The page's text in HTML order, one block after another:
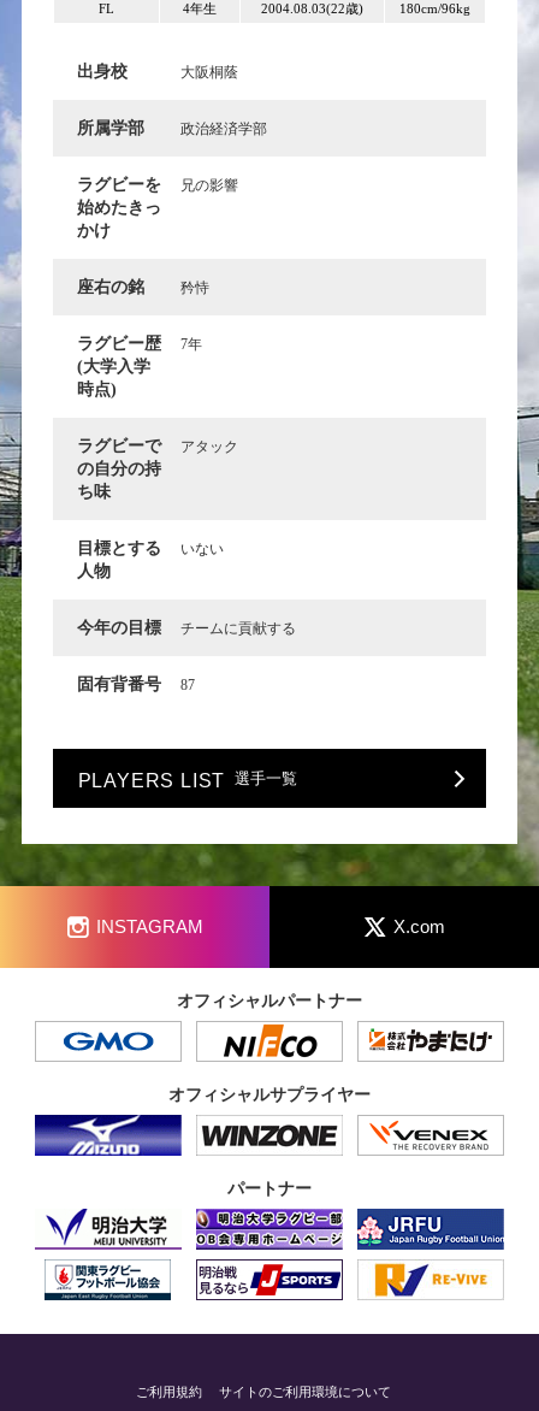
FL 4年生 2004.08.03(22歳) 180cm/96kg
出身校 大阪桐蔭
所属学部 政治経済学部
ラグビーを
始めたきっ
かけ
兄の影響
座右の銘 矜恃
ラグビー歴
(大学入学
時点)
7年
ラグビーで
の自分の持
ち味
アタック
目標とする
人物
いない
今年の目標 チームに貢献する
固有背番号 87
PLAYERS LIST 選手一覧
INSTAGRAM X.com
オフィシャルパートナー
オフィシャルサプライヤー
パートナー
ご利用規約 サイトのご利用環境について